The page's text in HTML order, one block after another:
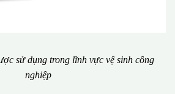
sử dụng trong lĩnh vực vệ sinh công
nghiệp